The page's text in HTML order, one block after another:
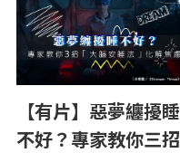
【有片】惡夢纏擾睡
不好？專家教你三招